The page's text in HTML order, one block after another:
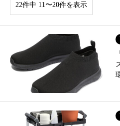
22件中 11〜20件を表示